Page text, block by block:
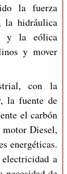
la fuerza
la hidráulica
y la eólica
y mover
con la
la fuente de
el carbón
Diesel,
energéticas.
a